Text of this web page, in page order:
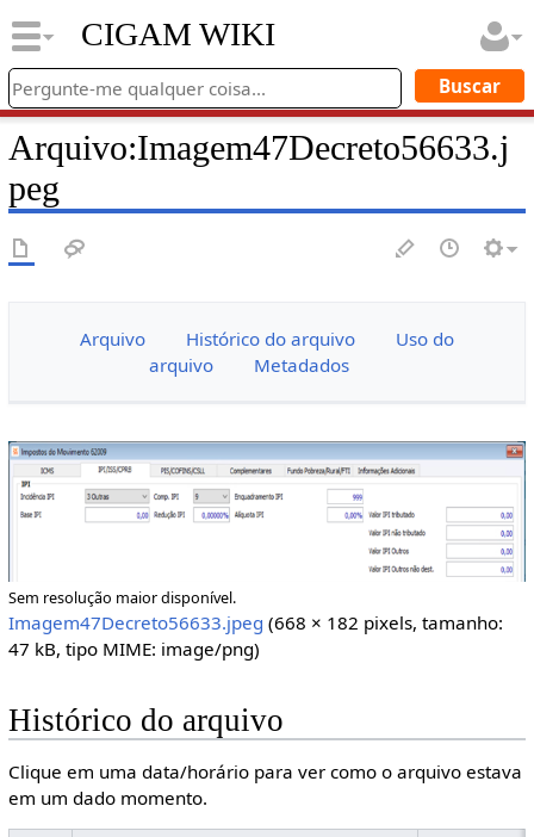
CIGAM WIKI
Arquivo:Imagem47Decreto56633.j
peg
Arquivo Histórico do arquivo
Uso do
arquivo
Metadados
Sem resolução maior disponível.
Imagem47Decreto56633.jpeg (668 × 182 pixels, tamanho:
47 kB, tipo MIME: image/png)
Histórico do arquivo
Clique em uma data/horário para ver como o arquivo estava
em um dado momento.